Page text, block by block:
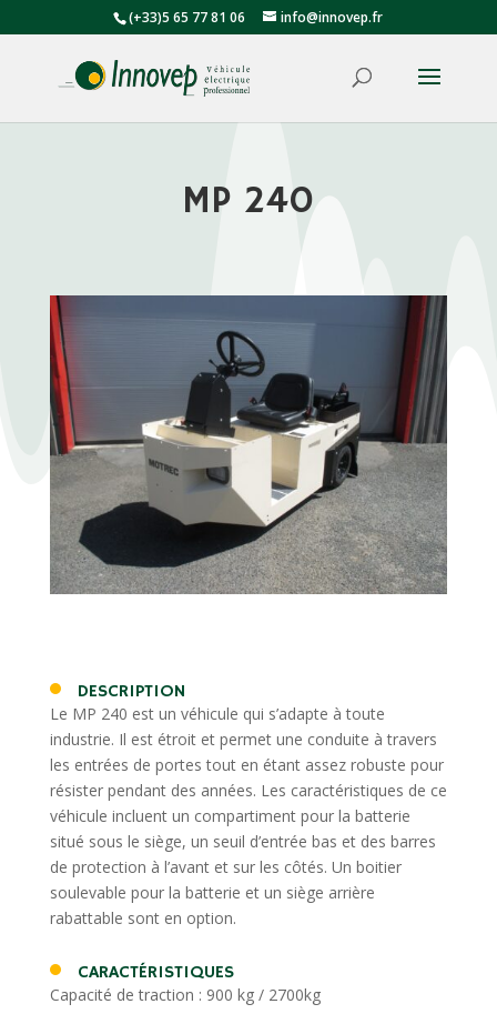
(+33)5 65 77 81 06 info@innovep.fr
MP 240
DESCRIPTION
Le MP 240 est un véhicule qui s’adapte à toute
industrie. Il est étroit et permet une conduite à travers
les entrées de portes tout en étant assez robuste pour
résister pendant des années. Les caractéristiques de ce
véhicule incluent un compartiment pour la batterie
situé sous le siège, un seuil d’entrée bas et des barres
de protection à l’avant et sur les côtés. Un boitier
soulevable pour la batterie et un siège arrière
rabattable sont en option.
CARACTÉRISTIQUES
Capacité de traction : 900 kg / 2700kg